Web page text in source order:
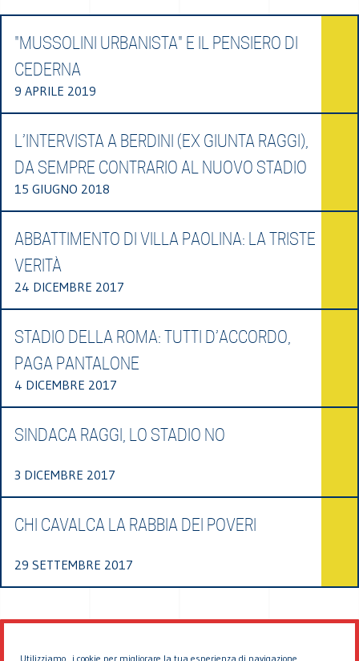
Utilizziamo i cookie per migliorare la tua esperienza di navigazione.
"MUSSOLINI URBANISTA" E IL PENSIERO DI
CEDERNA
9 APRILE 2019
L’INTERVISTA A BERDINI (EX GIUNTA RAGGI),
DA SEMPRE CONTRARIO AL NUOVO STADIO
15 GIUGNO 2018
ABBATTIMENTO DI VILLA PAOLINA: LA TRISTE
VERITÀ
24 DICEMBRE 2017
STADIO DELLA ROMA: TUTTI D’ACCORDO,
PAGA PANTALONE
4 DICEMBRE 2017
SINDACA RAGGI, LO STADIO NO
3 DICEMBRE 2017
CHI CAVALCA LA RABBIA DEI POVERI
29 SETTEMBRE 2017